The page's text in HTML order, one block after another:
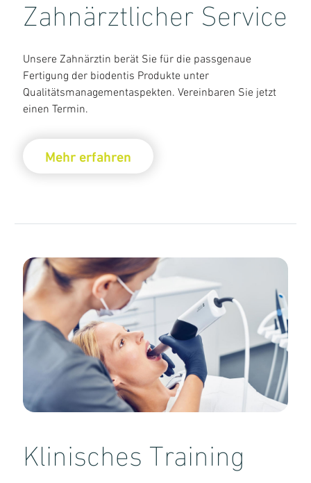
Zahnärztlicher Service
Unsere Zahnärztin berät Sie für die passgenaue
Fertigung der biodentis Produkte unter
Qualitätsmanagementaspekten. Vereinbaren Sie jetzt
einen Termin.
Mehr erfahren
Klinisches Training